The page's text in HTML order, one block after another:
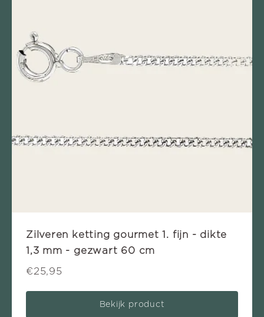
Zilveren ketting gourmet 1. fijn - dikte
1,3 mm - gezwart 60 cm
€25,95
Bekijk product